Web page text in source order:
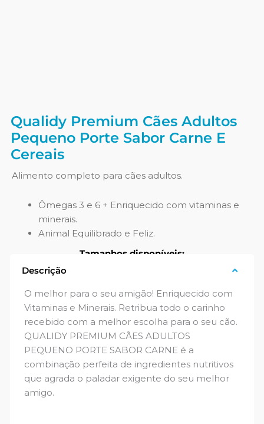
Qualidy Premium Cães Adultos
Pequeno Porte Sabor Carne E
Cereais
Alimento completo para cães adultos.
Ômegas 3 e 6 + Enriquecido com vitaminas e
minerais.
Animal Equilibrado e Feliz.
Tamanhos disponíveis:
1 kg
Descrição
O melhor para o seu amigão! Enriquecido com
Vitaminas e Minerais. Retribua todo o carinho
recebido com a melhor escolha para o seu cão.
QUALIDY PREMIUM CÃES ADULTOS
PEQUENO PORTE SABOR CARNE é a
combinação perfeita de ingredientes nutritivos
que agrada o paladar exigente do seu melhor
amigo.